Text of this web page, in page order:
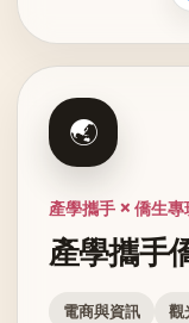
🌏
產學攜手 × 僑生
產學攜手
電商與資訊 觀